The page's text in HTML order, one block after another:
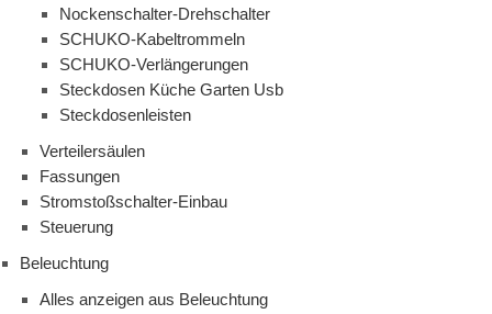
Nockenschalter-Drehschalter
SCHUKO-Kabeltrommeln
SCHUKO-Verlängerungen
Steckdosen Küche Garten Usb
Steckdosenleisten
Verteilersäulen
Fassungen
Stromstoßschalter-Einbau
Steuerung
Beleuchtung
Alles anzeigen aus Beleuchtung